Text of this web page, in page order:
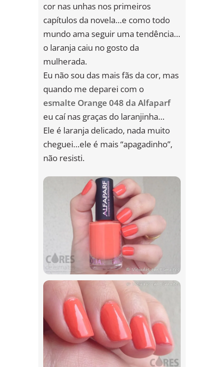
cor nas unhas nos primeiros
capítulos da novela…e como todo
mundo ama seguir uma tendência…
o laranja caiu no gosto da
mulherada.
Eu não sou das mais fãs da cor, mas
quando me deparei com o
esmalte Orange 048 da Alfaparf
eu caí nas graças do laranjinha…
Ele é laranja delicado, nada muito
cheguei…ele é mais “apagadinho”,
não resisti.